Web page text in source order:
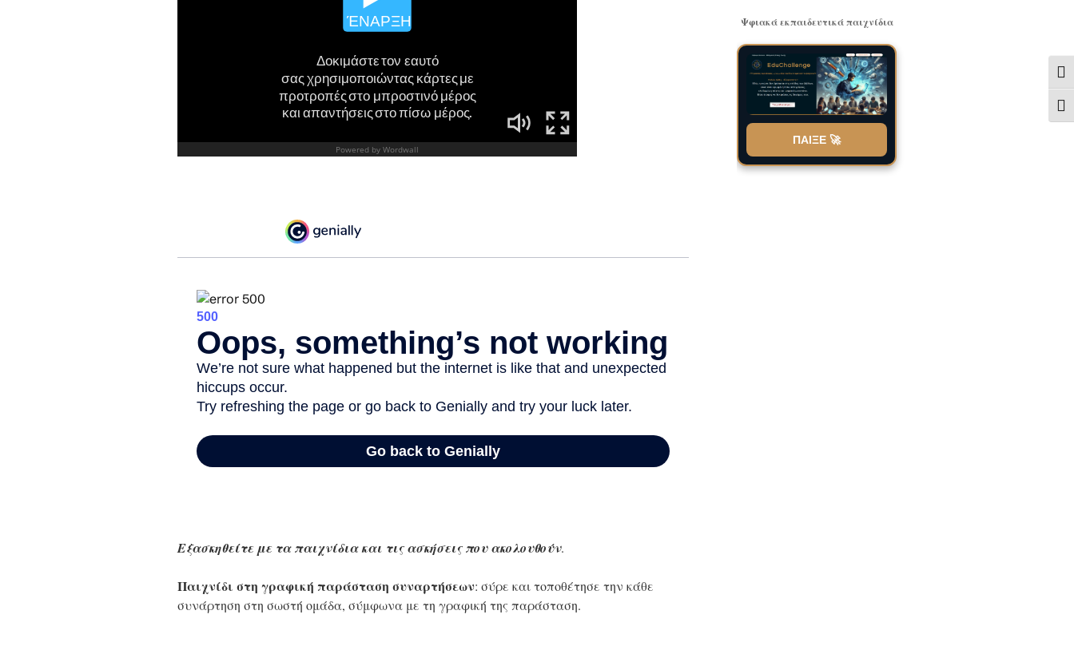
Εξασκηθείτε με τα παιχνίδια και τις ασκήσεις που ακολουθούν.
Παιχνίδι στη γραφική παράσταση συναρτήσεων: σύρε και τοποθέτησε την κάθε
συνάρτηση στη σωστή ομάδα, σύμφωνα με τη γραφική της παράσταση.
Ψφιακά εκπαιδευτικά παιχνίδια
ΠΑΙΞΕ 🚀